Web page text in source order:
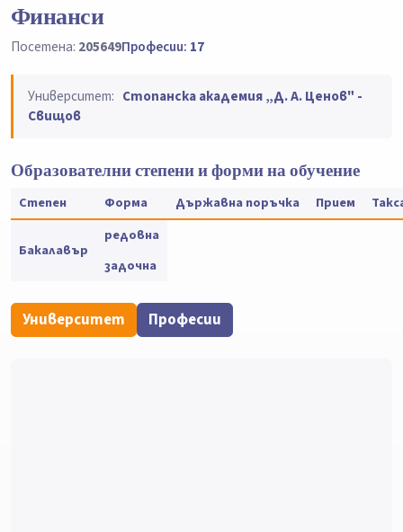
Финанси
Посетена: 205649Професии: 17
Университет: Стопанска академия „Д. А. Ценов" -
Свищов
Образователни степени и форми на обучение
Степен Форма Държавна поръчка Прием
Бакалавър
редовна
задочна
Университет Професии